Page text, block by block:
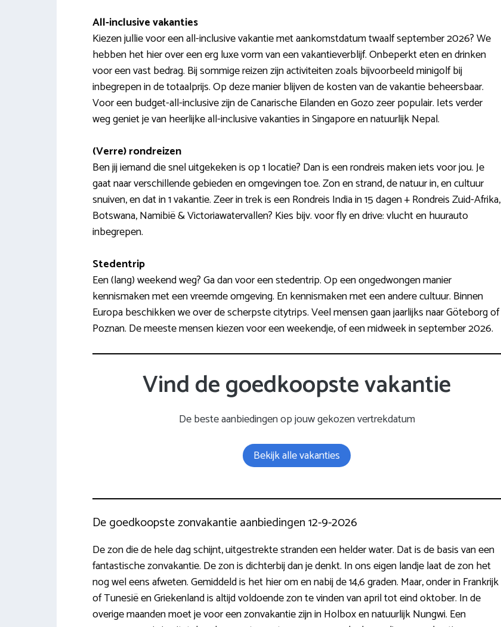
All-inclusive vakanties
Kiezen jullie voor een all-inclusive vakantie met aankomstdatum twaalf september 2026? We
hebben het hier over een erg luxe vorm van een vakantieverblijf. Onbeperkt eten en drinken
voor een vast bedrag. Bij sommige reizen zijn activiteiten zoals bijvoorbeeld minigolf bij
inbegrepen in de totaalprijs. Op deze manier blijven de kosten van de vakantie beheersbaar.
Voor een budget-all-inclusive zijn de Canarische Eilanden en Gozo zeer populair. Iets verder
weg geniet je van heerlijke all-inclusive vakanties in Singapore en natuurlijk Nepal.
(Verre) rondreizen
Ben jij iemand die snel uitgekeken is op 1 locatie? Dan is een rondreis maken iets voor jou. Je
gaat naar verschillende gebieden en omgevingen toe. Zon en strand, de natuur in, en cultuur
snuiven, en dat in 1 vakantie. Zeer in trek is een Rondreis India in 15 dagen + Rondreis Zuid-Afrika,
Botswana, Namibië & Victoriawatervallen? Kies bijv. voor fly en drive: vlucht en huurauto
inbegrepen.
Stedentrip
Een (lang) weekend weg? Ga dan voor een stedentrip. Op een ongedwongen manier
kennismaken met een vreemde omgeving. En kennismaken met een andere cultuur. Binnen
Europa beschikken we over de scherpste citytrips. Veel mensen gaan jaarlijks naar Göteborg of
Poznan. De meeste mensen kiezen voor een weekendje, of een midweek in september 2026.
Vind de goedkoopste vakantie
De beste aanbiedingen op jouw gekozen vertrekdatum
Bekijk alle vakanties
De goedkoopste zonvakantie aanbiedingen 12-9-2026
De zon die de hele dag schijnt, uitgestrekte stranden een helder water. Dat is de basis van een
fantastische zonvakantie. De zon is dichterbij dan je denkt. In ons eigen landje laat de zon het
nog wel eens afweten. Gemiddeld is het hier om en nabij de 14,6 graden. Maar, onder in Frankrijk
of Tunesië en Griekenland is altijd voldoende zon te vinden van april tot eind oktober. In de
overige maanden moet je voor een zonvakantie zijn in Holbox en natuurlijk Nungwi. Een